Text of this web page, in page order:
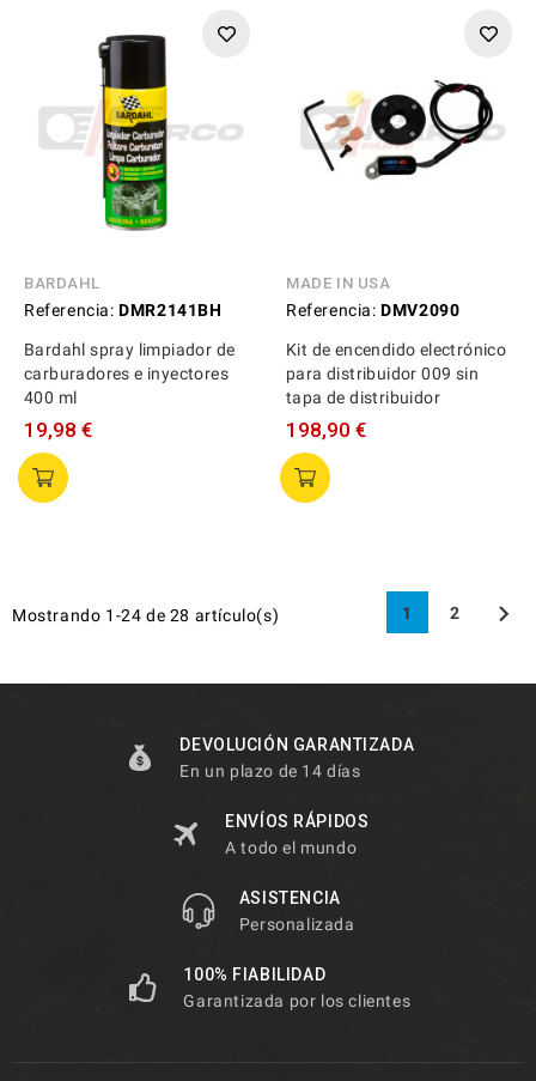
BARDAHL
Referencia: DMR2141BH
Bardahl spray limpiador de
carburadores e inyectores
400 ml
19,98 €
MADE IN USA
Referencia: DMV2090
Kit de encendido electrónico
para distribuidor 009 sin
tapa de distribuidor
198,90 €
Mostrando 1-24 de 28 artículo(s) 1 2 
DEVOLUCIÓN GARANTIZADA
En un plazo de 14 días
ENVÍOS RÁPIDOS
A todo el mundo
ASISTENCIA
Personalizada
100% FIABILIDAD
Garantizada por los clientes